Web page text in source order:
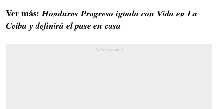
Ver más: Honduras Progreso iguala con Vida en La
Ceiba y definirá el pase en casa